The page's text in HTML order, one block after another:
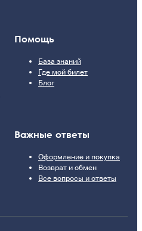
Помощь
База знаний
Где мой билет
Блог
Важные ответы
Оформление и покупка
Возврат и обмен
Все вопросы и ответы